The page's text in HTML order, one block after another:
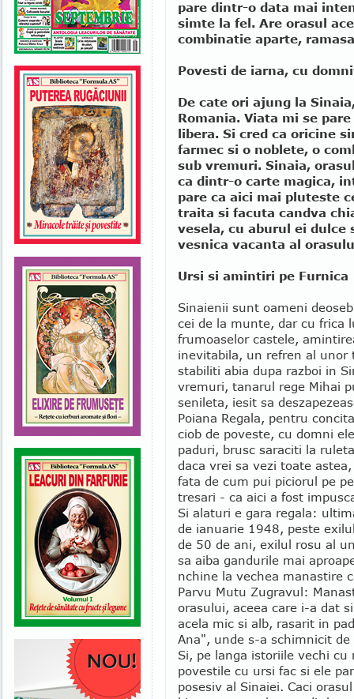
pare dintr-o data mai
simte la fel. Are orasul
combinatie aparte,
Povesti de iarna, cu
De cate ori ajung la
Romania. Viata mi se
libera. Si cred ca oricine
farmec si o noblete, o
sub vremuri. Sinaia,
ca dintr-o carte magica,
pare ca aici mai pluteste
traita si facuta candva
vesela, cu aburul ei dulce
vesnica vacanta al
Ursi si amintiri pe Furnica
Sinaienii sunt oameni
cei de la munte, dar cu frica
frumoaselor castele,
inevitabila, un refren al unor
stabiliti abia dupa razboi in
vremuri, tanarul rege Mihai
senileta, iesit sa
Poiana Regala, pentru
ciob de poveste, cu domni
paduri, brusc saraciti la
daca vrei sa vezi toate
fata de cum pui piciorul pe
tresari - ca aici a fost
Si alaturi e gara regala:
de ianuarie 1948, peste
de 50 de ani, exilul rosu al
sa aiba gandurile mai
nchine la vechea manastire
Parvu Mutu Zugravul:
orasului, aceea care i-a dat
acela mic si alb, rasarit in
Ana", unde s-a schimnicit
Si, pe langa istoriile vechi
povestile cu ursi fac si ele
posesiv al Sinaiei. Caci